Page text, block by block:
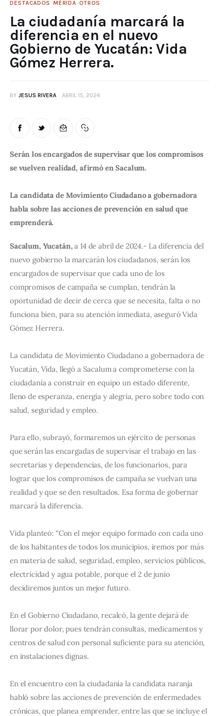
DESTACADOS MÉRIDA OTROS
La ciudadanía marcará la
diferencia en el nuevo
Gobierno de Yucatán: Vida
Gómez Herrera.
BY JESUS RIVERA ABRIL 15, 2024
Serán los encargados de supervisar que los compromisos
se vuelven realidad, afirmó en Sacalum.
La candidata de Movimiento Ciudadano a gobernadora
habla sobre las acciones de prevención en salud que
emprenderá.
Sacalum, Yucatán, a 14 de abril de 2024.- La diferencia del
nuevo gobierno la marcarán los ciudadanos, serán los
encargados de supervisar que cada uno de los
compromisos de campaña se cumplan, tendrán la
oportunidad de decir de cerca que se necesita, falta o no
funciona bien, para su atención inmediata, aseguró Vida
Gómez Herrera.
La candidata de Movimiento Ciudadano a gobernadora de
Yucatán, Vida, llegó a Sacalum a comprometerse con la
ciudadanía a construir en equipo un estado diferente,
lleno de esperanza, energía y alegría, pero sobre todo con
salud, seguridad y empleo.
Para ello, subrayó, formaremos un ejército de personas
que serán las encargadas de supervisar el trabajo en las
secretarias y dependencias, de los funcionarios, para
lograr que los compromisos de campaña se vuelvan una
realidad y que se den resultados. Esa forma de gobernar
marcará la diferencia.
Vida planteó: “Con el mejor equipo formado con cada uno
de los habitantes de todos los municipios, iremos por más
en materia de salud, seguridad, empleo, servicios públicos,
electricidad y agua potable, porque el 2 de junio
decidiremos juntos un mejor futuro.
En el Gobierno Ciudadano, recalcó, la gente dejará de
llorar por dolor, pues tendrán consultas, medicamentos y
centros de salud con personal suficiente para su atención,
en instalaciones dignas.
En el encuentro con la ciudadanía la candidata naranja
habló sobre las acciones de prevención de enfermedades
crónicas, que planea emprender, entre las que se incluye el